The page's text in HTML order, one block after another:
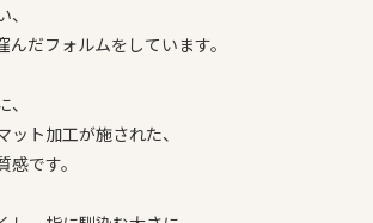
んだフォルムをしています。
ト加工が施された、
です。